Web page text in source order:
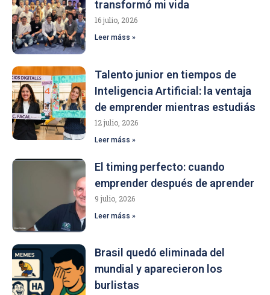
transformó mi vida
16 julio, 2026
Leer máss »
Talento junior en tiempos de
Inteligencia Artificial: la ventaja
de emprender mientras estudiás
12 julio, 2026
Leer máss »
El timing perfecto: cuando
emprender después de aprender
9 julio, 2026
Leer máss »
Brasil quedó eliminada del
mundial y aparecieron los
burlistas